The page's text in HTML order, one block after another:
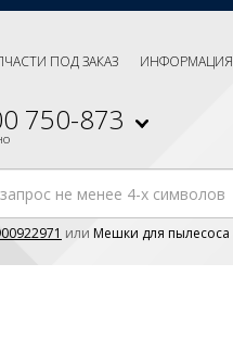
ПОД ЗАКАЗ ИНФОРМАЦИЯ
750-873
или Мешки для пылесоса